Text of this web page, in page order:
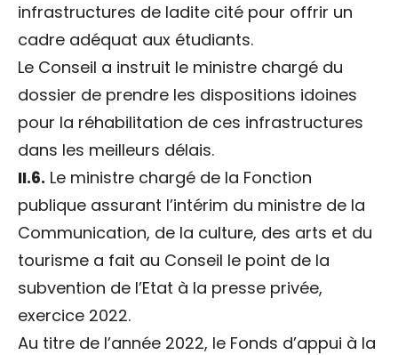
infrastructures de ladite cité pour offrir un
cadre adéquat aux étudiants.
Le Conseil a instruit le ministre chargé du
dossier de prendre les dispositions idoines
pour la réhabilitation de ces infrastructures
dans les meilleurs délais.
II.6. Le ministre chargé de la Fonction
publique assurant l’intérim du ministre de la
Communication, de la culture, des arts et du
tourisme a fait au Conseil le point de la
subvention de l’Etat à la presse privée,
exercice 2022.
Au titre de l’année 2022, le Fonds d’appui à la